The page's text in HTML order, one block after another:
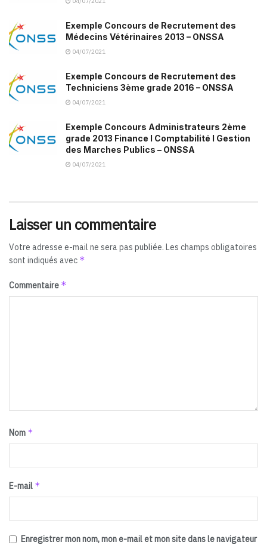
Exemple Concours de Recrutement des
Médecins Vétérinaires 2013 – ONSSA
04/07/2021
Exemple Concours de Recrutement des
Techniciens 3ème grade 2016 – ONSSA
04/07/2021
Exemple Concours Administrateurs 2ème
grade 2013 Finance I Comptabilité I Gestion
des Marches Publics – ONSSA
04/07/2021
Laisser un commentaire
Votre adresse e-mail ne sera pas publiée. Les champs obligatoires
sont indiqués avec *
Commentaire *
Nom *
E-mail *
Enregistrer mon nom, mon e-mail et mon site dans le navigateur